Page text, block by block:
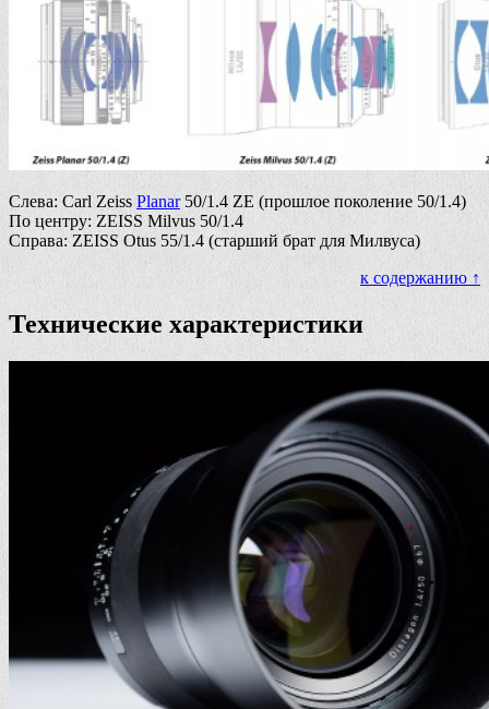
Слева: Carl Zeiss Planar50/1.4 ZE (прошлое поколение 50/1.4)
По центру: ZEISS Milvus 50/1.4
Справа: ZEISS Otus 55/1.4 (старший брат для Милвуса)
к содержанию ↑
Технические характеристики